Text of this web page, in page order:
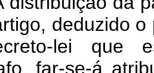
deduzido
lei que
far-se-á